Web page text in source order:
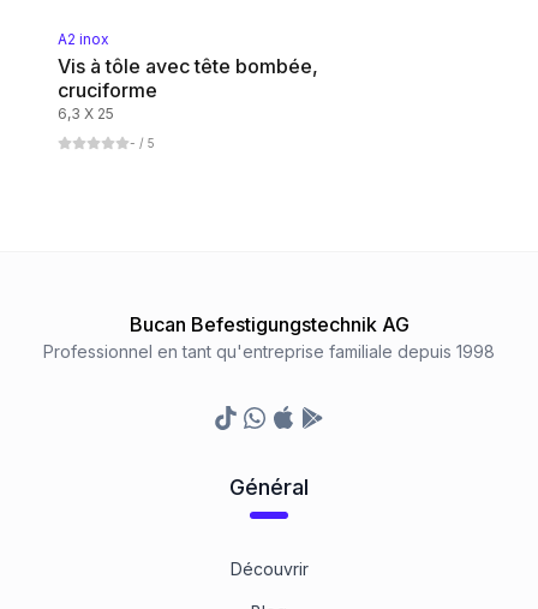
A2 inox
Vis à tôle avec tête bombée,
cruciforme
6,3 X 25
- / 5
Bucan Befestigungstechnik AG
Professionnel en tant qu'entreprise familiale depuis 1998
TikTokWhatsapp
Appstore
Google Play Store
Général
Découvrir